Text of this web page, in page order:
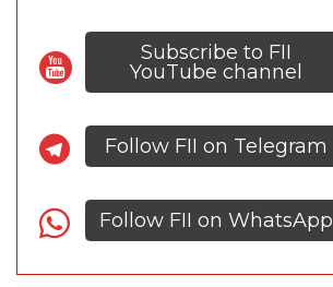
Subscribe to FII
YouTube channel
Follow FII on Telegram
Follow FII on WhatsApp